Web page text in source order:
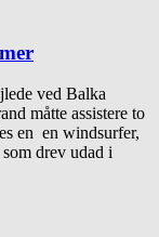
ved Balka
måtte assistere to
en en windsurfer,
drev udad i